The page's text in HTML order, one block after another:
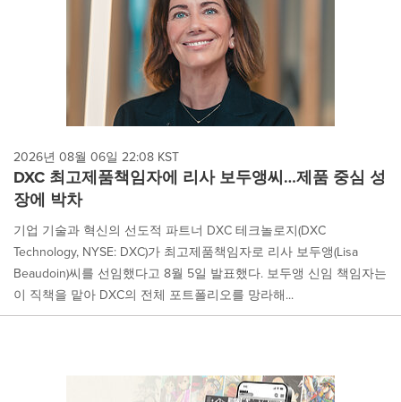
2026년 08월 06일 22:08 KST
DXC 최고제품책임자에 리사 보두앵씨…제품 중심 성
장에 박차
기업 기술과 혁신의 선도적 파트너 DXC 테크놀로지(DXC
Technology, NYSE: DXC)가 최고제품책임자로 리사 보두앵(Lisa
Beaudoin)씨를 선임했다고 8월 5일 발표했다. 보두앵 신임 책임자는
이 직책을 맡아 DXC의 전체 포트폴리오를 망라해...